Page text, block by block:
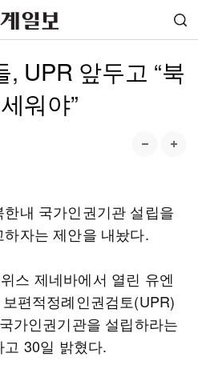
UPR 앞두고 “북
워야”
내 국가인권기관 설립을
자는 제안을 내놨다.
스 제네바에서 열린 유엔
편적정례인권검토(UPR)
가인권기관을 설립하라는
30일 밝혔다.